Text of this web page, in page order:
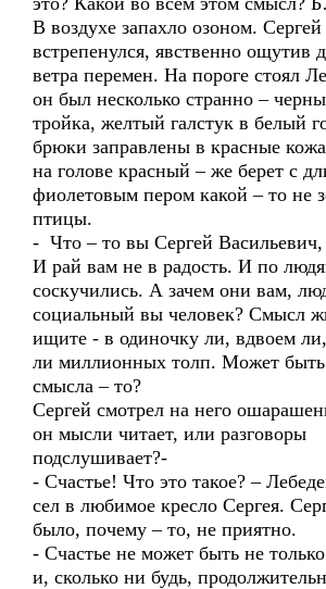
В воздухе запахло озоном. Сергей
встрепенулся, явственно ощутив
ветра перемен. На пороге стоял
он был несколько странно –
тройка, желтый галстук в белый
брюки заправлены в красные
на голове красный – же берет с
фиолетовым пером какой – то не
птицы.
- Что – то вы Сергей
И рай вам не в радость. И по
соскучились. А зачем они вам,
социальный вы человек? Смысл
ищите - в одиночку ли, вдвоем ли,
ли миллионных толп. Может быть
смысла – то?
Сергей смотрел на него
он мысли читает, или разговоры
подслушивает?-
- Счастье! Что это такое? –
сел в любимое кресло Сергея.
было, почему – то, не приятно.
- Счастье не может быть не
и, сколько ни будь,